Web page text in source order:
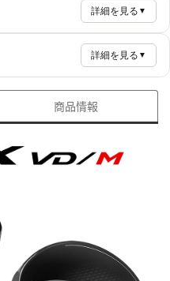
詳細を見る ▼
詳細を見る ▼
商品情報